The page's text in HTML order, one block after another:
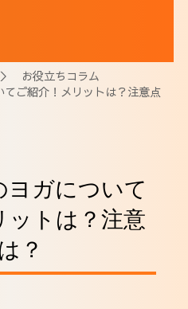
お役立ちコラム
ご紹介！メリットは？注意点
ガについて
ットは？注意
？